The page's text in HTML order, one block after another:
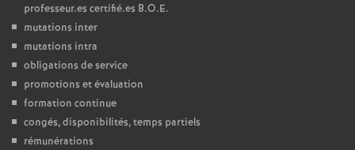
professeur.es certifié.es B.O.E.
mutations inter
mutations intra
obligations de service
promotions et évaluation
formation continue
congés, disponibilités, temps partiels
rémunérations